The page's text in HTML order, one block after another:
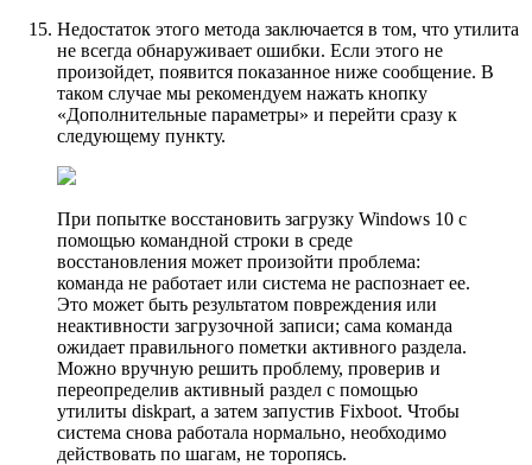
Недостаток этого метода заключается в том, что утилита
не всегда обнаруживает ошибки. Если этого не
произойдет, появится показанное ниже сообщение. В
таком случае мы рекомендуем нажать кнопку
«Дополнительные параметры» и перейти сразу к
следующему пункту.
При попытке воcстановить загрузку Windows 10 с
помощью командной строки в среде
восстановления может произойти проблема:
команда не работает или система не распознает ее.
Это может быть результатом повреждения или
неактивности загрузочной записи; сама команда
ожидает правильного пометки активного раздела.
Можно вручную решить проблему, проверив и
переопределив активный раздел с помощью
утилиты diskpart, а затем запустив Fixboot. Чтобы
система снова работала нормально, необходимо
действовать по шагам, не торопясь.